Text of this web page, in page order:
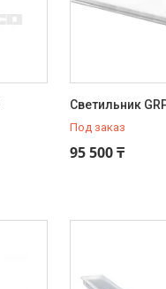
Светильник
Под заказ
95 500 ₸